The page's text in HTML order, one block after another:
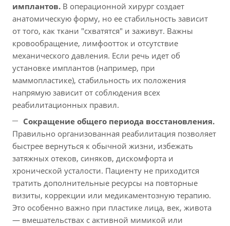
имплантов. В операционной хирург создает
анатомическую форму, но ее стабильность зависит
от того, как ткани "схватятся" и заживут. Важны
кровообращение, лимфоотток и отсутствие
механического давления. Если речь идет об
установке имплантов (например, при
маммопластике), стабильность их положения
напрямую зависит от соблюдения всех
реабилитационных правил.
Сокращение общего периода восстановления.
Правильно организованная реабилитация позволяет
быстрее вернуться к обычной жизни, избежать
затяжных отеков, синяков, дискомфорта и
хронической усталости. Пациенту не приходится
тратить дополнительные ресурсы на повторные
визиты, коррекции или медикаментозную терапию.
Это особенно важно при пластике лица, век, живота
— вмешательствах с активной мимикой или